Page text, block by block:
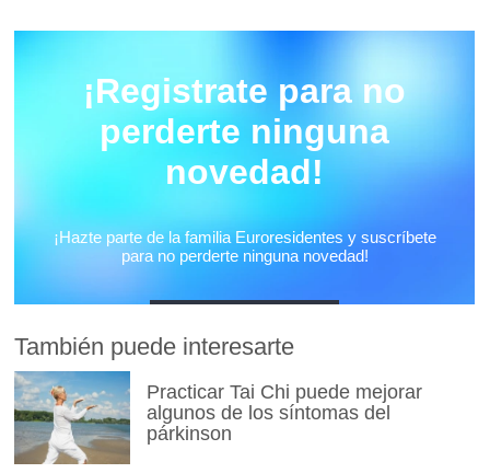
También puede interesarte
Practicar Tai Chi puede mejorar
algunos de los síntomas del
párkinson